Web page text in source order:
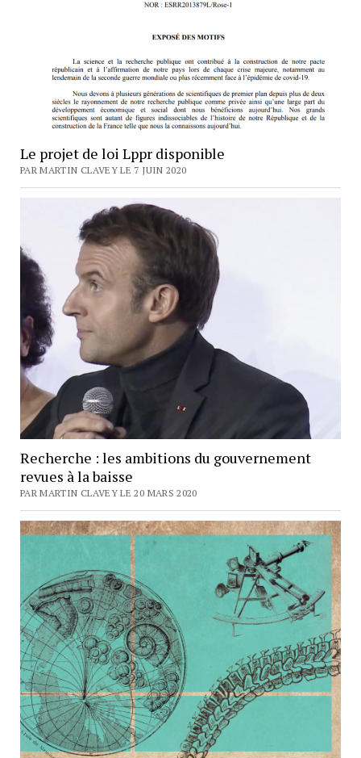
Le projet de loi Lppr disponible
PAR MARTIN CLAVEY LE 7 JUIN 2020
Recherche : les ambitions du gouvernement
revues à la baisse
PAR MARTIN CLAVEY LE 20 MARS 2020